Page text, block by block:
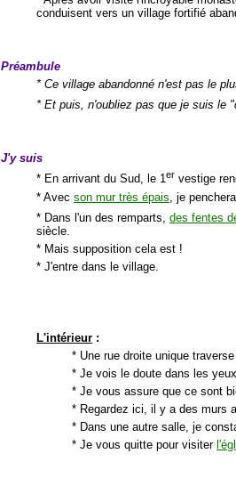
conduisent vers un village fortifié
Préambule
* Ce village abandonné n'est pas le
* Et puis, n'oubliez pas que je suis le
J'y suis
* En arrivant du Sud, le 1er vestige
* Avecson mur très épais , je
* Dans l'un des remparts,des fentes
siècle.
* Mais supposition cela est !
* J'entre dans le village.
L'intérieur :
* Une rue droite unique
* Je vois le doute dans les
* Je vous assure que ce sont
* Regardez ici, il y a des murs
* Dans une autre salle, je
* Je vous quitte pour visiter